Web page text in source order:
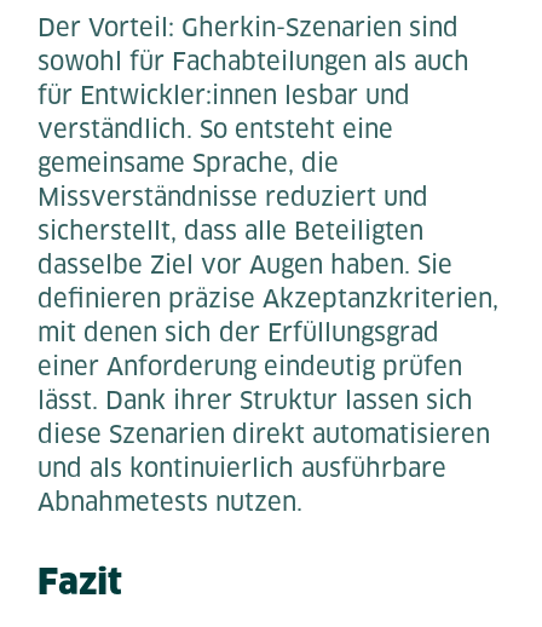
Der Vorteil: Gherkin-Szenarien sind
sowohl für Fachabteilungen als auch
für Entwickler:innen lesbar und
verständlich. So entsteht eine
gemeinsame Sprache, die
Missverständnisse reduziert und
sicherstellt, dass alle Beteiligten
dasselbe Ziel vor Augen haben. Sie
definieren präzise Akzeptanzkriterien,
mit denen sich der Erfüllungsgrad
einer Anforderung eindeutig prüfen
lässt. Dank ihrer Struktur lassen sich
diese Szenarien direkt automatisieren
und als kontinuierlich ausführbare
Abnahmetests nutzen.
Fazit